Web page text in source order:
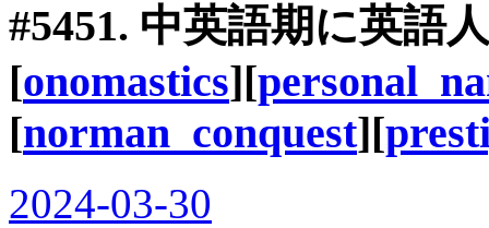
#5451. 中英語期に英語
[onomastics][
[norman_conquest][
2024-03-30